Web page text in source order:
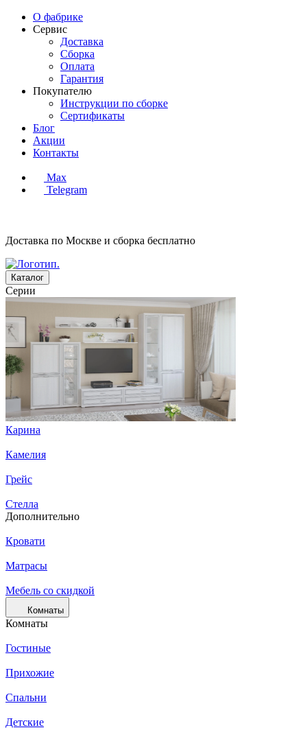
О фабрике
Сервис
Доставка
Сборка
Оплата
Гарантия
Покупателю
Инструкции по сборке
Сертификаты
Блог
Акции
Контакты
Max
Telegram
Доставка по Москве и сборка бесплатно
Каталог
Серии
Карина
Камелия
Грейс
Стелла
Дополнительно
Кровати
Матрасы
Мебель со скидкой
Комнаты
Комнаты
Гостиные
Прихожие
Спальни
Детские